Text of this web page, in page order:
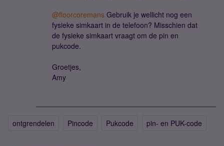
@floorcoremans Gebruik je wellicht nog een
fysieke simkaart in de telefoon? Misschien dat
de fysieke simkaart vraagt om de pin en
pukcode.
Groetjes,
Amy
ontgrendelen Pincode Pukcode pin- en PUK-code